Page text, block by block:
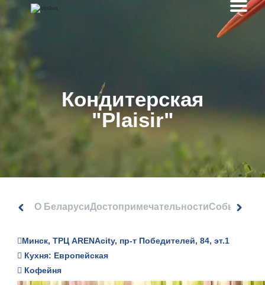
Кондитерская
"Plaisir"
О БеларусиДостопримечательностиСобытия
Минск, ТРЦ ARENAcity, пр-т Победителей, 84, эт.1
Кухня: Европейская
Кофейня